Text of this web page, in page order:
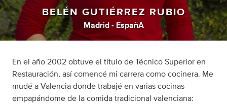
BELÉN GUTIÉRREZ RUBIO
Madrid - EspañA
En el año 2002 obtuve el título de Técnico Superior en
Restauración, así comencé mi carrera como cocinera. Me
mudé a Valencia donde trabajé en varias cocinas
empapándome de la comida tradicional valenciana: